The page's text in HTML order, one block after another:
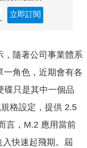
立即訂閱
，隨著公司事業體系
一角色，近期會有各
碟只是其中一個品
格設定，提供 2.5
言，M.2 應用當前
快速起飛期。屆